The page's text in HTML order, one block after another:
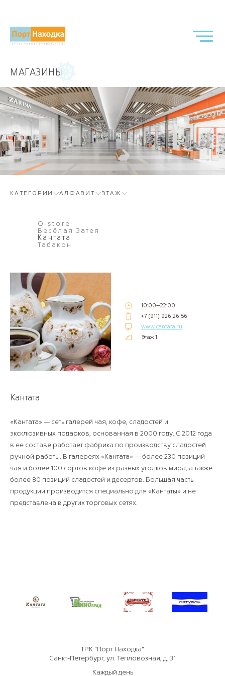
МАГАЗИНЫ
КАТЕГОРИИ АЛФАВИТ ЭТАЖ
Q-store
Весёлая Затея
Кантата
Табакон
Кантата
«Кантата» — сеть галерей чая, кофе, сладостей и
эксклюзивных подарков, основанная в 2000 году. С 2012 года
в ее составе работает фабрика по производству сладостей
ручной работы. В галереях «Кантата» — более 230 позиций
чая и более 100 сортов кофе из разных уголков мира, а также
более 80 позиций сладостей и десертов. Большая часть
продукции производится специально для «Кантаты» и не
представлена в других торговых сетях.
10:00–22:00
+7 (911) 926 26 56
www.cantata.ru
Этаж 1
Каждый день
ТРК "Порт Находка"
Санкт-Петербург, ул. Тепловозная, д. 31